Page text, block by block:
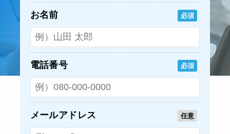
お名前 必須
電話番号 必須
メールアドレス 任意